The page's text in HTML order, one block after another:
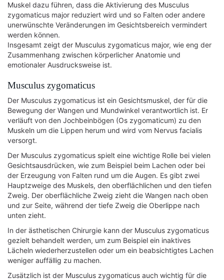
Muskel dazu führen, dass die Aktivierung des Musculus
zygomaticus major reduziert wird und so Falten oder andere
unerwünschte Veränderungen im Gesichtsbereich vermindert
werden können.
Insgesamt zeigt der Musculus zygomaticus major, wie eng der
Zusammenhang zwischen körperlicher Anatomie und
emotionaler Ausdrucksweise ist.
Musculus zygomaticus
Der Musculus zygomaticus ist ein Gesichtsmuskel, der für die
Bewegung der Wangen und Mundwinkel verantwortlich ist. Er
verläuft von den Jochbeinbögen (Os zygomaticum) zu den
Muskeln um die Lippen herum und wird vom Nervus facialis
versorgt.
Der Musculus zygomaticus spielt eine wichtige Rolle bei vielen
Gesichtsausdrücken, wie zum Beispiel beim Lachen oder bei
der Erzeugung von Falten rund um die Augen. Es gibt zwei
Hauptzweige des Muskels, den oberflächlichen und den tiefen
Zweig. Der oberflächliche Zweig zieht die Wangen nach oben
und zur Seite, während der tiefe Zweig die Oberlippe nach
unten zieht.
In der ästhetischen Chirurgie kann der Musculus zygomaticus
gezielt behandelt werden, um zum Beispiel ein inaktives
Lächeln wiederherzustellen oder um ein beabsichtigtes Lachen
weniger auffällig zu machen.
Zusätzlich ist der Musculus zygomaticus auch wichtig für die